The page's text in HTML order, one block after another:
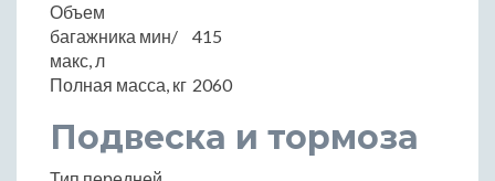
Объем
багажника мин/
макс, л
415
Полная масса, кг 2060
Подвеска и тормоза